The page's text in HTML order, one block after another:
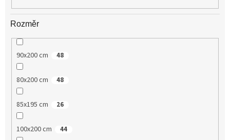
Rozměr
90x200 cm 48
80x200 cm 48
85x195 cm 26
100x200 cm 44